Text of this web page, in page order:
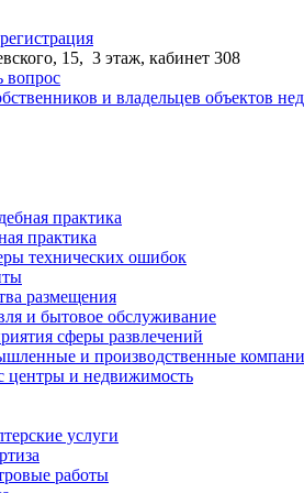
15, 3 этаж, кабинет 308
вопрос
практика
практика
технических ошибок
размещения
и бытовое обслуживание
сферы развлечений
и производственные
центры и недвижимость
услуги
работы